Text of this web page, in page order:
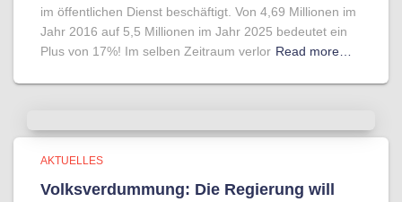
im öffentlichen Dienst beschäftigt. Von 4,69 Millionen im
Jahr 2016 auf 5,5 Millionen im Jahr 2025 bedeutet ein
Plus von 17%! Im selben Zeitraum verlor Read more…
AKTUELLES
Volksverdummung: Die Regierung will